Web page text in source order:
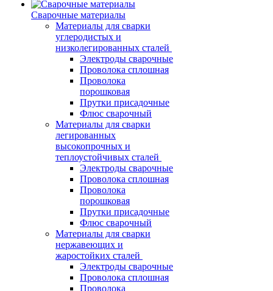
Сварочные материалы
Материалы для сварки
углеродистых и
низколегированных сталей
Электроды сварочные
Проволока сплошная
Проволока
порошковая
Прутки присадочные
Флюс сварочный
Материалы для сварки
легированных
высокопрочных и
теплоустойчивых сталей
Электроды сварочные
Проволока сплошная
Проволока
порошковая
Прутки присадочные
Флюс сварочный
Материалы для сварки
нержавеющих и
жаростойких сталей
Электроды сварочные
Проволока сплошная
Проволока